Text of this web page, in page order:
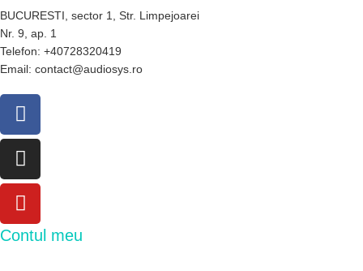
BUCURESTI, sector 1, Str. Limpejoarei
Nr. 9, ap. 1
Telefon: +40728320419
Email: contact@audiosys.ro
Contul meu